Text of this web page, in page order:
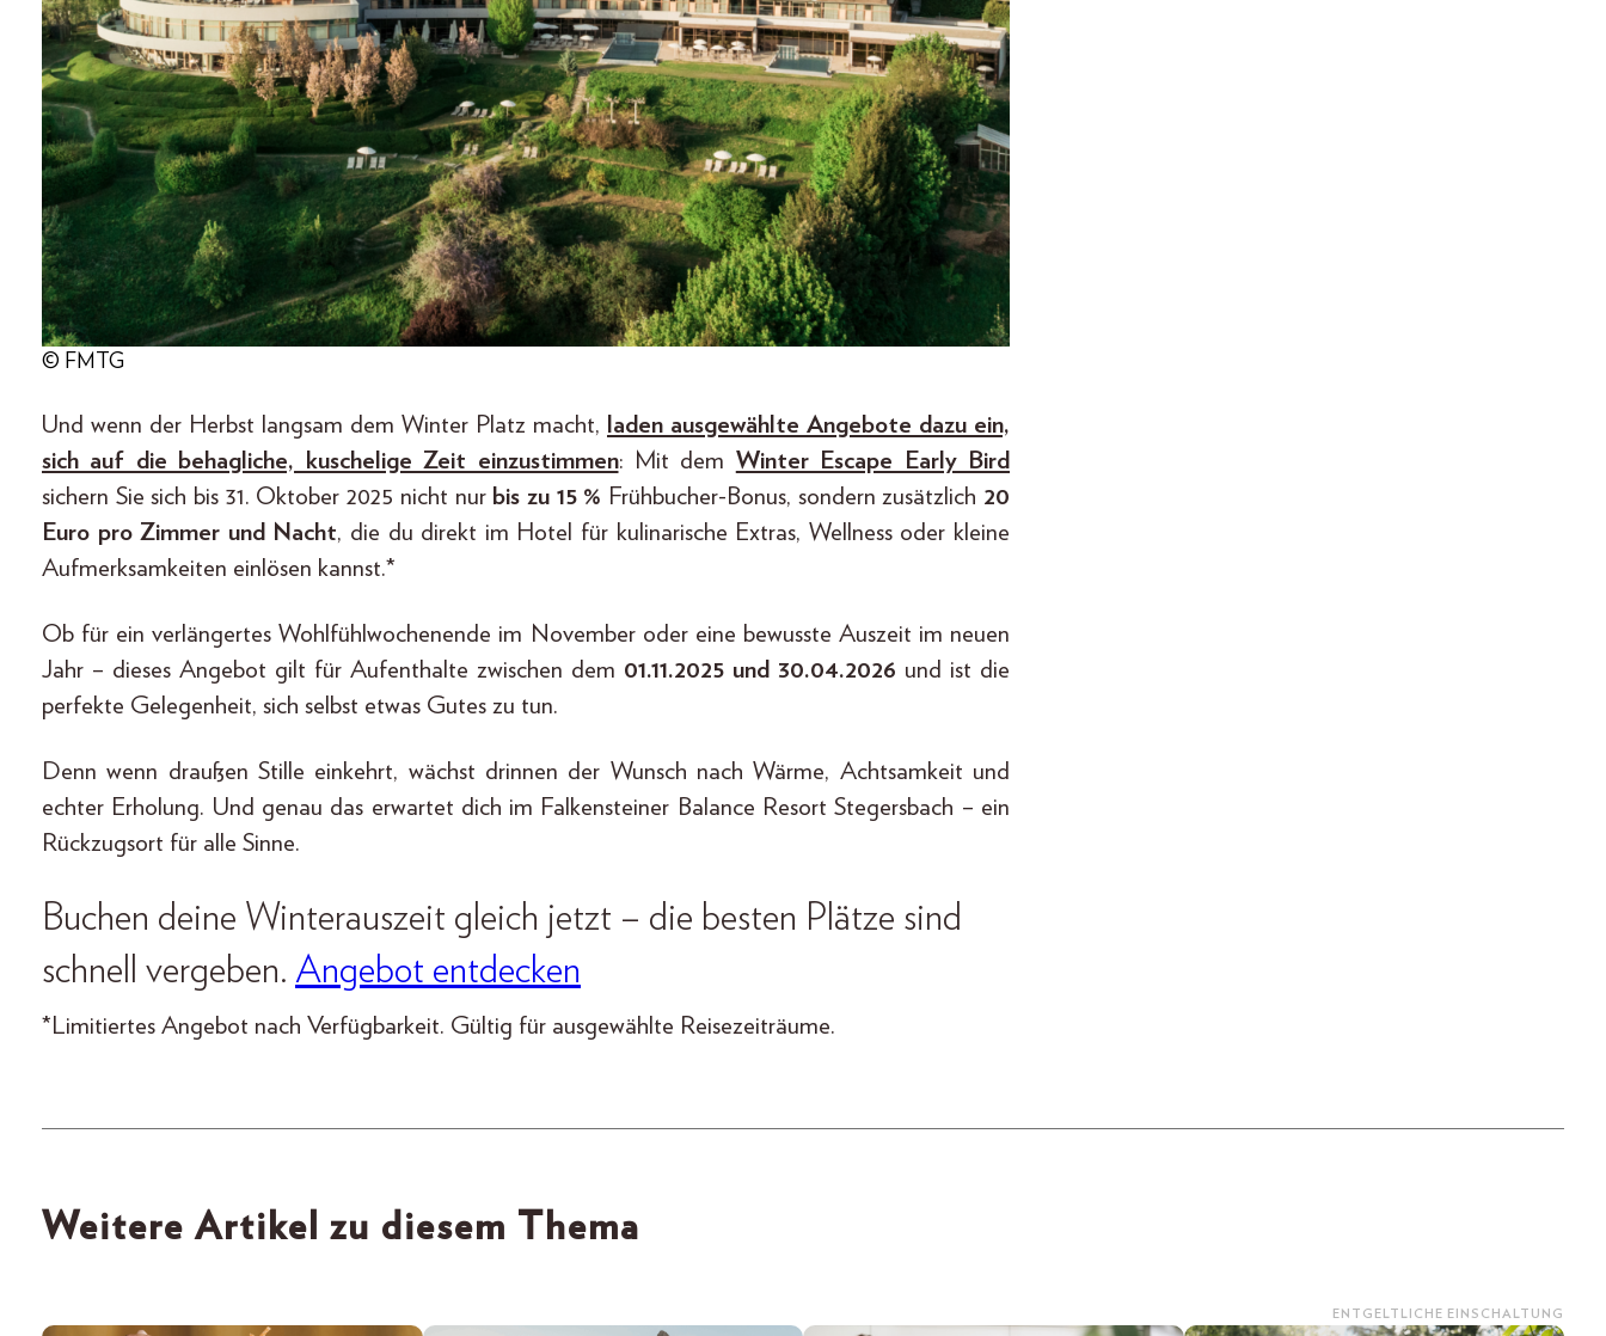
© FMTG
Und wenn der Herbst langsam dem Winter Platz macht,
laden ausgewählte Angebote dazu ein,
sich auf die behagliche, kuschelige Zeit einzustimmen: Mit dem Winter Escape Early Bird
sichern Sie sich bis 31. Oktober 2025 nicht nur bis zu 15 % Frühbucher-Bonus, sondern zusätzlich 20
Euro pro Zimmer und Nacht, die du direkt im Hotel für kulinarische Extras, Wellness oder kleine
Aufmerksamkeiten einlösen kannst.*
Ob für ein verlängertes Wohlfühlwochenende im November oder eine bewusste Auszeit im neuen
Jahr – dieses Angebot gilt für Aufenthalte zwischen dem 01.11.2025 und 30.04.2026 und ist die
perfekte Gelegenheit, sich selbst etwas Gutes zu tun.
Denn wenn draußen Stille einkehrt, wächst drinnen der Wunsch nach Wärme, Achtsamkeit und
echter Erholung. Und genau das erwartet dich im Falkensteiner Balance Resort Stegersbach – ein
Rückzugsort für alle Sinne.
Buchen deine Winterauszeit gleich jetzt – die besten Plätze sind
schnell vergeben. Angebot entdecken
*Limitiertes Angebot nach Verfügbarkeit. Gültig für ausgewählte Reisezeiträume.
Weitere Artikel zu diesem Thema
ENTGELTLICHE EINSCHALTUNG